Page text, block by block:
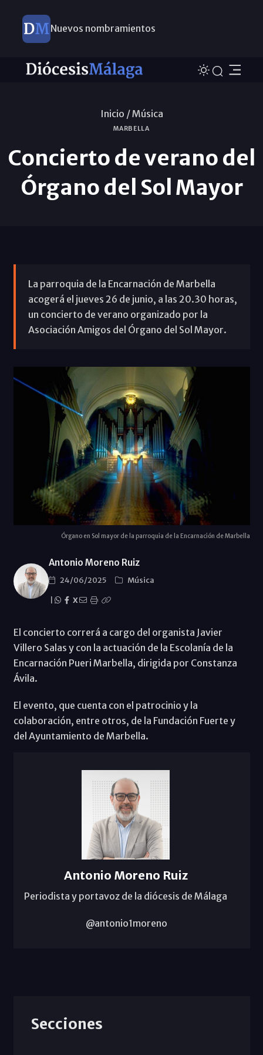
Nuevos nombramientos
Inicio /Música
MARBELLA
Concierto de verano del
Órgano del Sol Mayor
La parroquia de la Encarnación de Marbella
acogerá el jueves 26 de junio, a las 20.30 horas,
un concierto de verano organizado por la
Asociación Amigos del Órgano del Sol Mayor.
Órgano en Sol mayor de la parroquia de la Encarnación de Marbella
Antonio Moreno Ruiz
24/06/2025
Música
X
El concierto correrá a cargo del organista Javier
Villero Salas y con la actuación de la Escolanía de la
Encarnación Pueri Marbella, dirigida por Constanza
Ávila.
El evento, que cuenta con el patrocinio y la
colaboración, entre otros, de la Fundación Fuerte y
del Ayuntamiento de Marbella.
Antonio Moreno Ruiz
Periodista y portavoz de la diócesis de Málaga
@antonio1moreno
Secciones